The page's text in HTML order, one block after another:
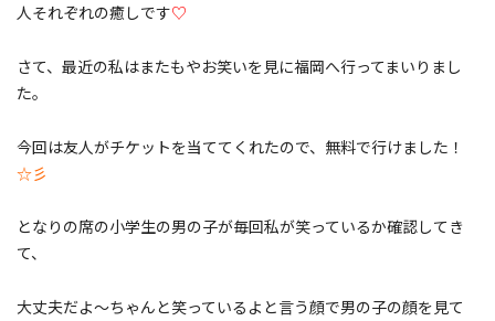
人それぞれの癒しです♡
さて、最近の私はまたもやお笑いを見に福岡へ行ってまいりまし
た。
今回は友人がチケットを当ててくれたので、無料で行けました！
☆彡
となりの席の小学生の男の子が毎回私が笑っているか確認してき
て、
大丈夫だよ～ちゃんと笑っているよと言う顔で男の子の顔を見て